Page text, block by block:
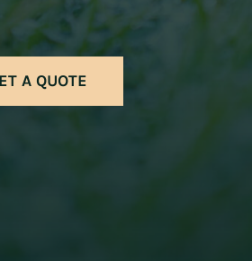
A QUOTE